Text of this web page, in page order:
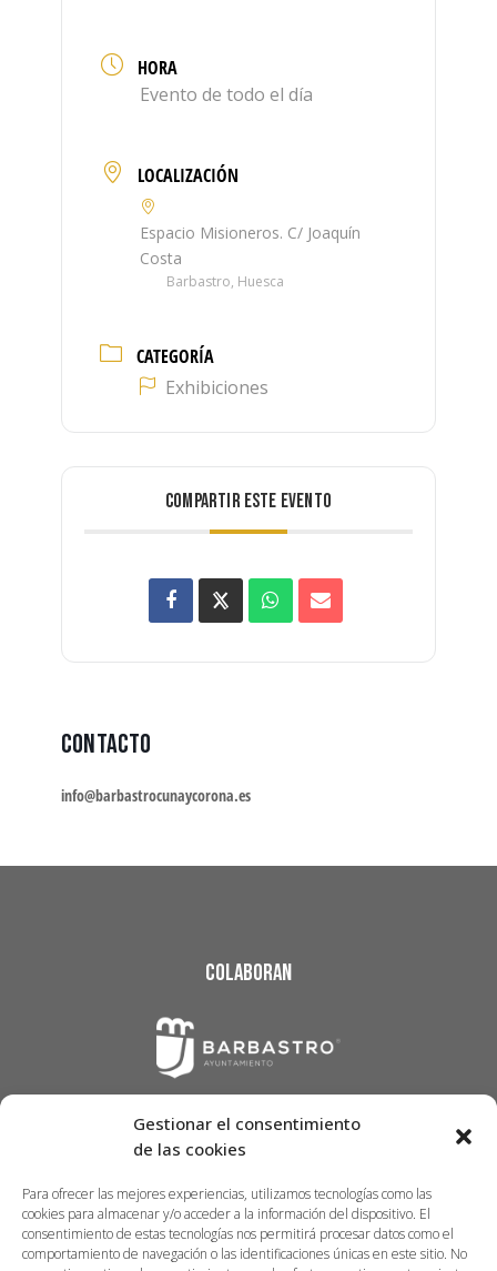
Gestionar el consentimiento
de las cookies
Para ofrecer las mejores experiencias, utilizamos tecnologías como las
cookies para almacenar y/o acceder a la información del dispositivo. El
consentimiento de estas tecnologías nos permitirá procesar datos como el
comportamiento de navegación o las identificaciones únicas en este sitio. No
HORA
Evento de todo el día
LOCALIZACIÓN
Espacio Misioneros. C/ Joaquín
Costa
Barbastro, Huesca
CATEGORÍA
Exhibiciones
COMPARTIR ESTE EVENTO
Contacto
info@barbastrocunaycorona.es
Colaboran